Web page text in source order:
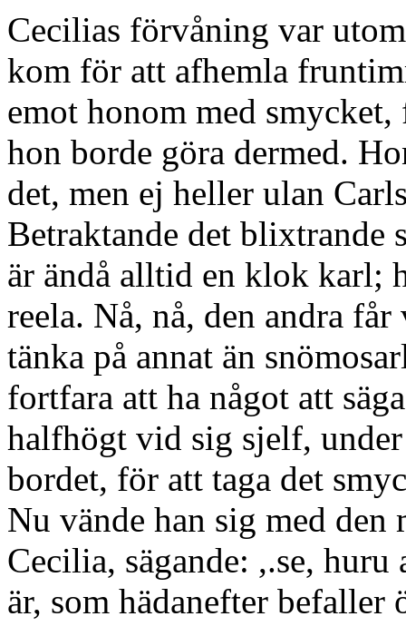
Cecilias förvåning var
kom för att afhemla
emot honom med
hon borde göra dermed.
det, men ej heller ulan
Betraktande det blixtrande
är ändå alltid en klok karl;
reela. Nå, nå, den andra
tänka på annat än
fortfara att ha något att
halfhögt vid sig sjelf,
bordet, för att taga det
Nu vände han sig med
Cecilia, sägande: ,.se,
är, som hädanefter